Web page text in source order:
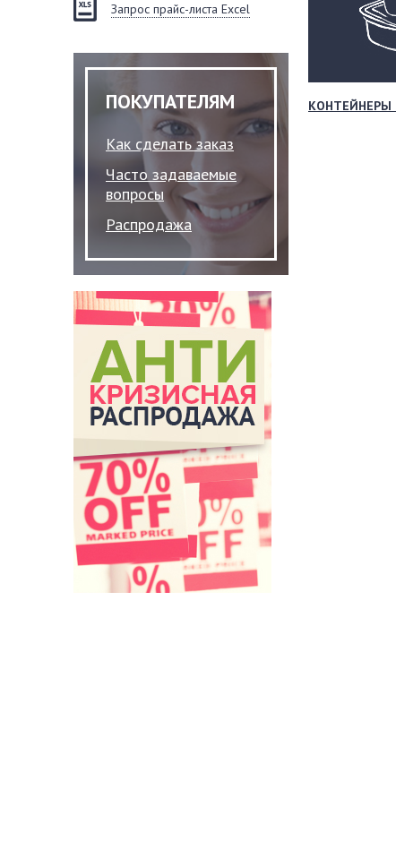
Запрос прайс-листа Excel
ПОКУПАТЕЛЯМ
Как сделать заказ
Часто задаваемые
вопросы
Распродажа
КОНТЕЙНЕРЫ